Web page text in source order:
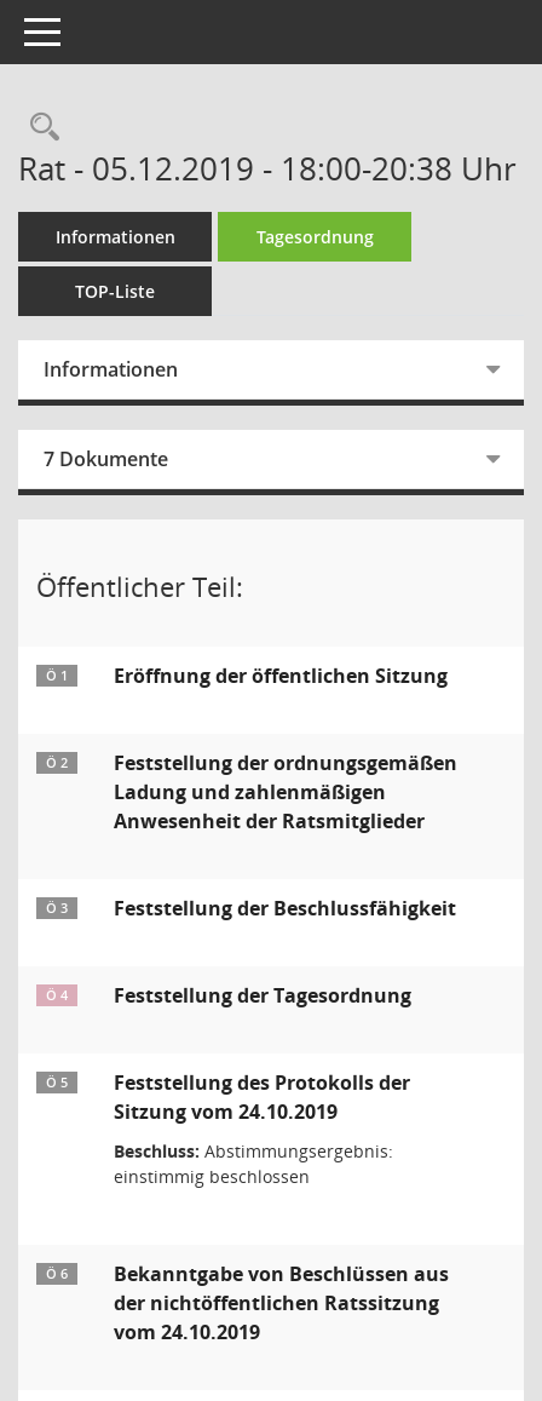
Toggle navigation
Rechercheauswahl
Rat - 05.12.2019 - 18:00-20:38 Uhr
Informationen Tagesordnung
TOP-Liste
Informationen
7 Dokumente
Öffentlicher Teil:
Ö 1 Eröffnung der öffentlichen Sitzung
Ö 2
Feststellung der ordnungsgemäßen
Ladung und zahlenmäßigen
Anwesenheit der Ratsmitglieder
Ö 3 Feststellung der Beschlussfähigkeit
Ö 4 Feststellung der Tagesordnung
Ö 5
Feststellung des Protokolls der
Sitzung vom 24.10.2019
Beschluss: Abstimmungsergebnis:
einstimmig beschlossen
Ö 6
Bekanntgabe von Beschlüssen aus
der nichtöffentlichen Ratssitzung
vom 24.10.2019